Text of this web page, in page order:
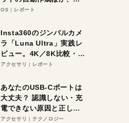
待大の便利機能5選。
る未来はすぐそこ！
OS レポート
Insta360のジンバルカメ
ラ「Luna Ultra」実践レ
ビュー。4K／8K比較・ズ
ーム・夜間撮影をチェッ
アクセサリ レポート
あなたのUSB-Cポートは
大丈夫？ 認識しない・充
電できない原因と正しい
対策
アクセサリ テクノロジー